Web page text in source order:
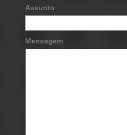
Assunto
Mensagem